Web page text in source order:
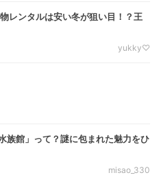
レンタルは安い冬が狙い目！？王
yukky♡
族館」って？謎に包まれた魅力をひ
misao_330